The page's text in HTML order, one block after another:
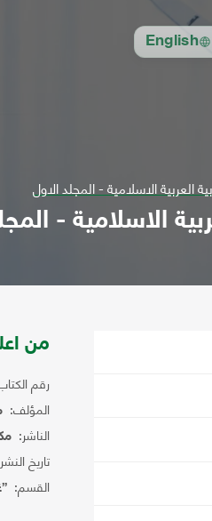
English
العربية الاسلامية - المجلد الاول
الاسلامية -
من
رقم
المؤلف:
الناشر:
تاريخ
القسم: